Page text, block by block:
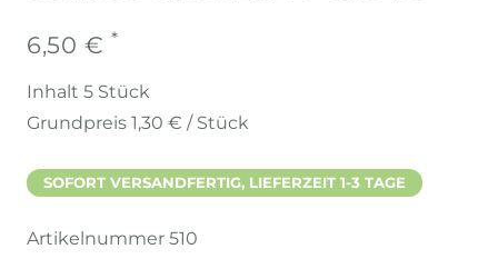
6,50 € *
Inhalt 5 Stück
Grundpreis 1,30 € / Stück
SOFORT VERSANDFERTIG, LIEFERZEIT 1-3 TAGE
Artikelnummer 510